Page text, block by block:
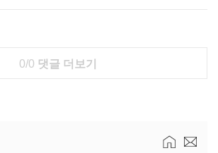
0/0 댓글 더보기